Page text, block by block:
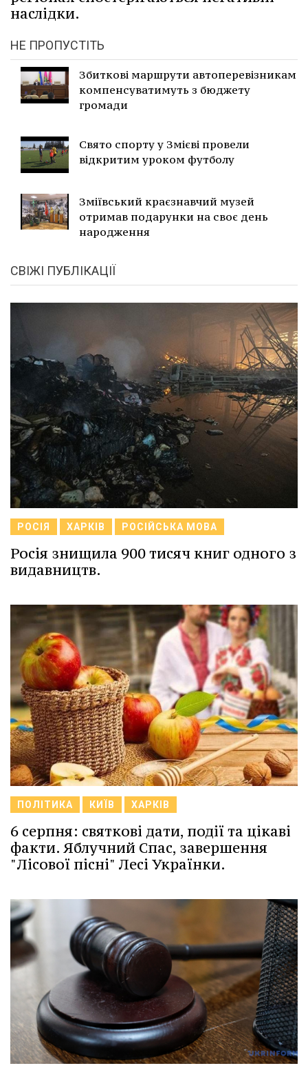
наслідки.
НЕ ПРОПУСТІТЬ
Збиткові маршрути автоперевізникам
компенсуватимуть з бюджету
громади
Свято спорту у Змієві провели
відкритим уроком футболу
Зміївський краєзнавчий музей
отримав подарунки на своє день
народження
СВІЖІ ПУБЛІКАЦІЇ
РОСІЯ ХАРКІВ РОСІЙСЬКА МОВА
Росія знищила 900 тисяч книг одного з
видавництв.
ПОЛІТИКА КИЇВ ХАРКІВ
6 серпня: святкові дати, події та цікаві
факти. Яблучний Спас, завершення
"Лісової пісні" Лесі Українки.